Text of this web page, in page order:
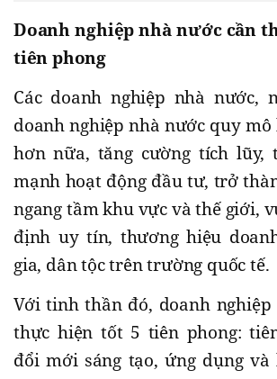
Doanh nghiệp nhà nước cần
tiên phong
Các doanh nghiệp nhà nước,
doanh nghiệp nhà nước quy
hơn nữa, tăng cường tích lũy,
mạnh hoạt động đầu tư, trở
ngang tầm khu vực và thế giới,
định uy tín, thương hiệu
gia, dân tộc trên trường quốc tế.
Với tinh thần đó, doanh
thực hiện tốt 5 tiên phong:
đổi mới sáng tạo, ứng dụng và